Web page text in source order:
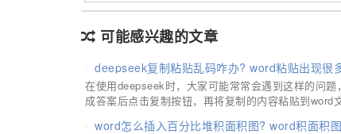
可能感兴趣的文章
deepseek复制粘贴乱码咋办? word粘贴出现很
在使用deepseek时，大家可能常常会遇到这样的问
成答案后点击复制按钮，再将复制的内容粘贴到word
word怎么插入百分比堆积面积图? word积面积